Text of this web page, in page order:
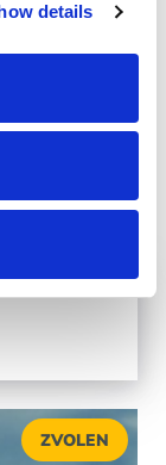
details
ZVOLEN